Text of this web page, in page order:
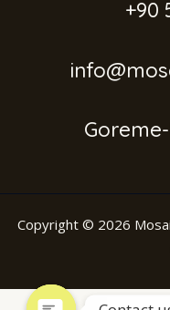
+90
Copyright © 2026